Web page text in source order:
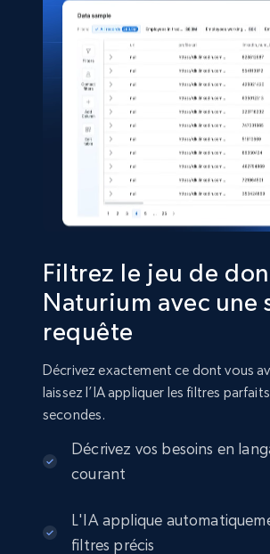
Shein- Products
Product name, Description, Initial
price, Currency, In stock, Color,
eCommerce
Amazon sellers info
info, Stars, Feedbacks, Return policy,
eCommerce
2.5K+
Filtrez le jeu de
Naturium avec une
requête
Décrivez exactement ce dont vous
laissez l’IA appliquer les filtres
secondes.
Décrivez vos besoins en
courant
L'IA applique
filtres précis